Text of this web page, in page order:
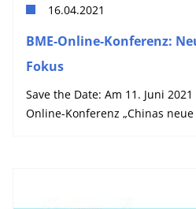
16.04.2021
BME-Online-Konferenz:
Fokus
Save the Date: Am 11. Juni
Online-Konferenz „Chinas neue